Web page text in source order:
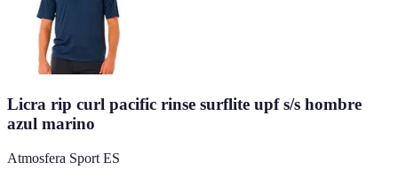
Licra rip curl pacific rinse surflite upf s/s hombre
azul marino
Atmosfera Sport ES